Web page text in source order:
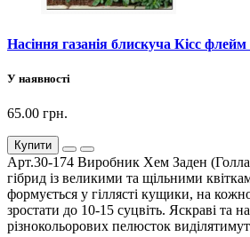
Насіння газанія блискуча Кісс флейм
У наявності
65.00 грн.
Купити
Арт.30-174 Виробник Хем Заден
гібрид із великими та щільними
формується у гіллясті кущики, на
зростати до 10-15 суцвіть. Яскраві та
різнокольорових пелюсток